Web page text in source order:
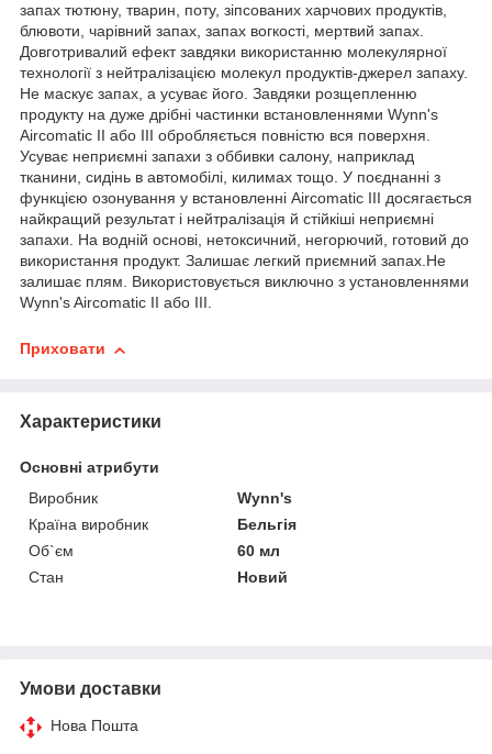
запах тютюну, тварин, поту, зіпсованих харчових продуктів,
блювоти, чарівний запах, запах вогкості, мертвий запах.
Довготривалий ефект завдяки використанню молекулярної
технології з нейтралізацією молекул продуктів-джерел запаху.
Не маскує запах, а усуває його. Завдяки розщепленню
продукту на дуже дрібні частинки встановленнями Wynn's
Aircomatic II або III обробляється повністю вся поверхня.
Усуває неприємні запахи з оббивки салону, наприклад
тканини, сидінь в автомобілі, килимах тощо. У поєднанні з
функцією озонування у встановленні Aircomatic III досягається
найкращий результат і нейтралізація й стійкіші неприємні
запахи. На водній основі, нетоксичний, негорючий, готовий до
використання продукт. Залишає легкий приємний запах.Не
залишає плям. Використовується виключно з установленнями
Wynn's Aircomatic II або III.
Приховати
Характеристики
Основні атрибути
Виробник
Wynn's
Країна виробник
Бельгія
Об`єм
60 мл
Стан
Новий
Умови доставки
Нова Пошта